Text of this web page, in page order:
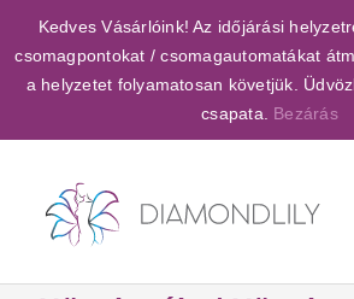
Kedves Vásárlóink! Az időjárási
csomagpontokat / csomagautomatákat
a helyzetet folyamatosan követjük.
csapata. Bezárás